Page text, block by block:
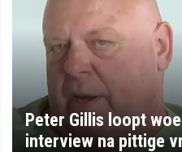
Peter Gillis loopt
interview na pittige